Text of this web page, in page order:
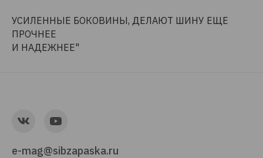
УСИЛЕННЫЕ БОКОВИНЫ, ДЕЛАЮТ ШИНУ ЕЩЕ
ПРОЧНЕЕ
И НАДЕЖНЕЕ"
e-mag@sibzapaska.ru